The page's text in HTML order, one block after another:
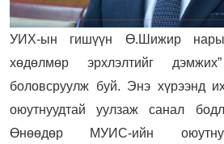
УИХ-ын гишүүн Ө.Шижир
хөдөлмөр эрхлэлтийг
боловсруулж буй. Энэ хүрээнд
оюутнуудтай уулзаж санал
Өнөөдөр МУИС-ийн